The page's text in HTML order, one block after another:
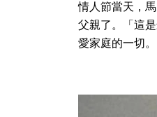
情人節當天，
父親了。「這
愛家庭的一切。